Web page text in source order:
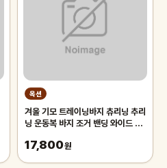
옥션
겨울 기모 트레이닝바지 츄리닝 추리
닝 운동복 바지 조거 밴딩 와이드 팬
17,800원